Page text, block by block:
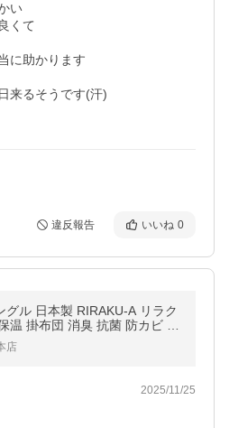
い
くて
に助かります
来るそうです(汗)
違反報告 いいね 0
グル 日本製 RIRAKU-A リラク
温 掛布団 消臭 抗菌 防カビ 防
テイジン アクフィット(R) 帝
中綿使用
店
2025/11/25